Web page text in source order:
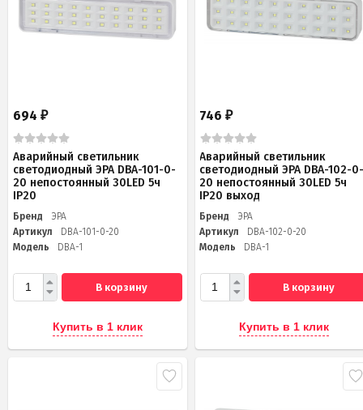
694 ₽
Аварийный светильник
светодиодный ЭРА DBA-101-0-
20 непостоянный 30LED 5ч
IP20
Бренд
ЭРА
Артикул
DBA-101-0-20
Модель
DBA-1
В корзину
Купить в 1 клик
746₽
Аварийный светильник
светодиодный ЭРА DBA-102-
20 непостоянный 30LED 5ч
IP20 выход
Бренд
ЭРА
Артикул
DBA-102-0-20
Модель
DBA-1
В корзину
Купить в 1 клик